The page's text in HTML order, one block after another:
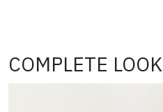
COMPLETE LOOK